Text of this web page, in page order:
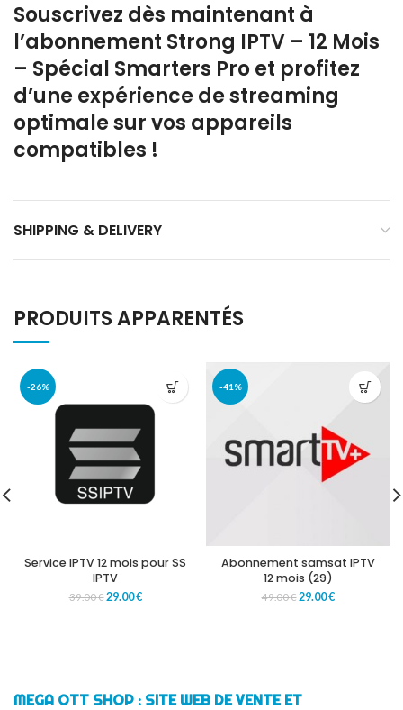
Souscrivez dès maintenant à
l’abonnement Strong IPTV – 12 Mois
– Spécial Smarters Pro et profitez
d’une expérience de streaming
optimale sur vos appareils
compatibles !
SHIPPING & DELIVERY
PRODUITS APPARENTÉS
-26%
Service IPTV 12 mois pour SS
IPTV
39.00€29.00€
-41%
Abonnement samsat IPTV
12 mois (29)
49.00€29.00€
MEGA OTT SHOP : SITE WEB DE VENTE ET